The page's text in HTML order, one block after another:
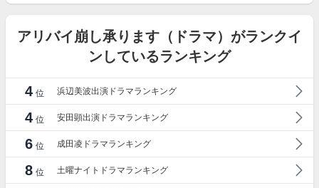
アリバイ崩し承ります（ドラマ）がランクイ
ンしているランキング
4 位 浜辺美波出演ドラマランキング
4 位 安田顕出演ドラマランキング
6 位 成田凌ドラマランキング
8 位 土曜ナイトドラマランキング